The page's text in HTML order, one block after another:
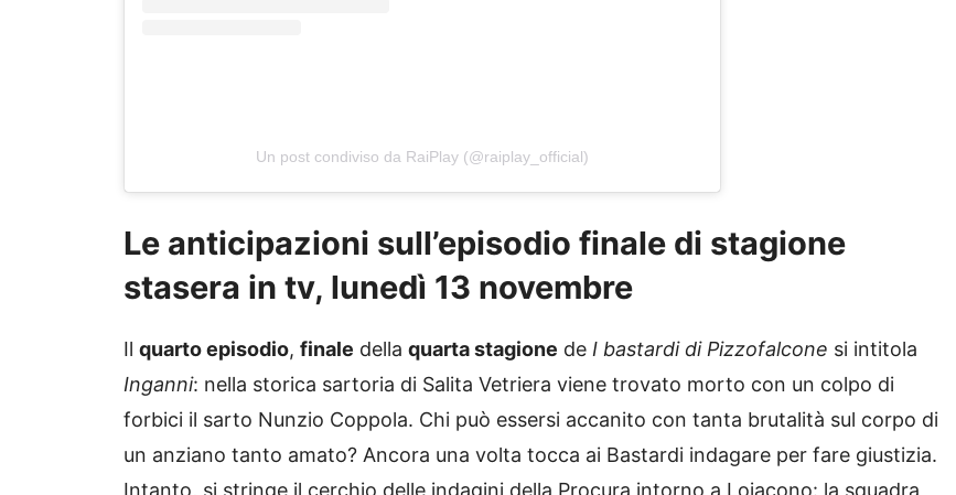
Un post condiviso da RaiPlay (@raiplay_official)
Le anticipazioni sull’episodio finale di stagione
stasera in tv, lunedì 13 novembre
Il quarto episodio, finale della quarta stagione de I bastardi di Pizzofalcone si intitola
Inganni: nella storica sartoria di Salita Vetriera viene trovato morto con un colpo di
forbici il sarto Nunzio Coppola. Chi può essersi accanito con tanta brutalità sul corpo di
un anziano tanto amato? Ancora una volta tocca ai Bastardi indagare per fare giustizia.